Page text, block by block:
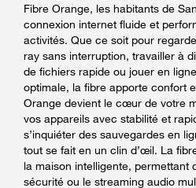
Fibre Orange, les habitants de
connexion internet fluide et
activités. Que ce soit pour
ray sans interruption, travailler à
de fichiers rapide ou jouer en
optimale, la fibre apporte confort
Orange devient le cœur de votre
vos appareils avec stabilité et
s’inquiéter des sauvegardes en
tout se fait en un clin d’œil. La
la maison intelligente, permettant
sécurité ou le streaming audio